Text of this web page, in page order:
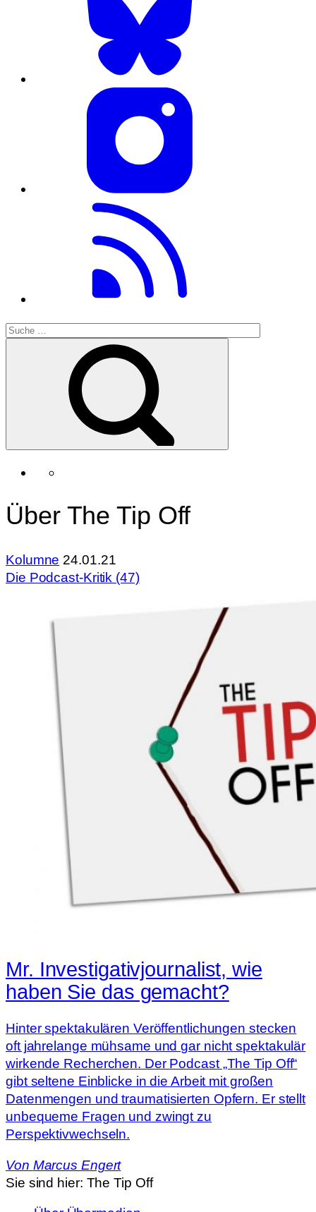
Über The Tip Off
Kolumne 24.01.21
Die Podcast-Kritik (47)
Mr. Investigativ­journalist, wie
haben Sie das gemacht?
Hinter spektakulären Veröffentlichungen stecken
oft jahrelange mühsame und gar nicht spektakulär
wirkende Recherchen. Der Podcast „The Tip Off“
gibt seltene Einblicke in die Arbeit mit großen
Datenmengen und traumatisierten Opfern. Er stellt
unbequeme Fragen und zwingt zu
Perspektivwechseln.
Von Marcus Engert
Sie sind hier: The Tip Off